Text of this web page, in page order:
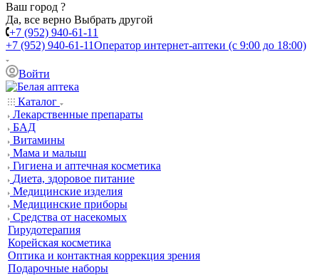
Ваш город ?
Да, все верно Выбрать другой
+7 (952) 940-61-11
+7 (952) 940-61-11Оператор интернет-аптеки (с 9:00 до 18:00)
Войти
Каталог
Лекарственные препараты
БАД
Витамины
Мама и малыш
Гигиена и аптечная косметика
Диета, здоровое питание
Медицинские изделия
Медицинские приборы
Средства от насекомых
Гирудотерапия
Корейская косметика
Оптика и контактная коррекция зрения
Подарочные наборы